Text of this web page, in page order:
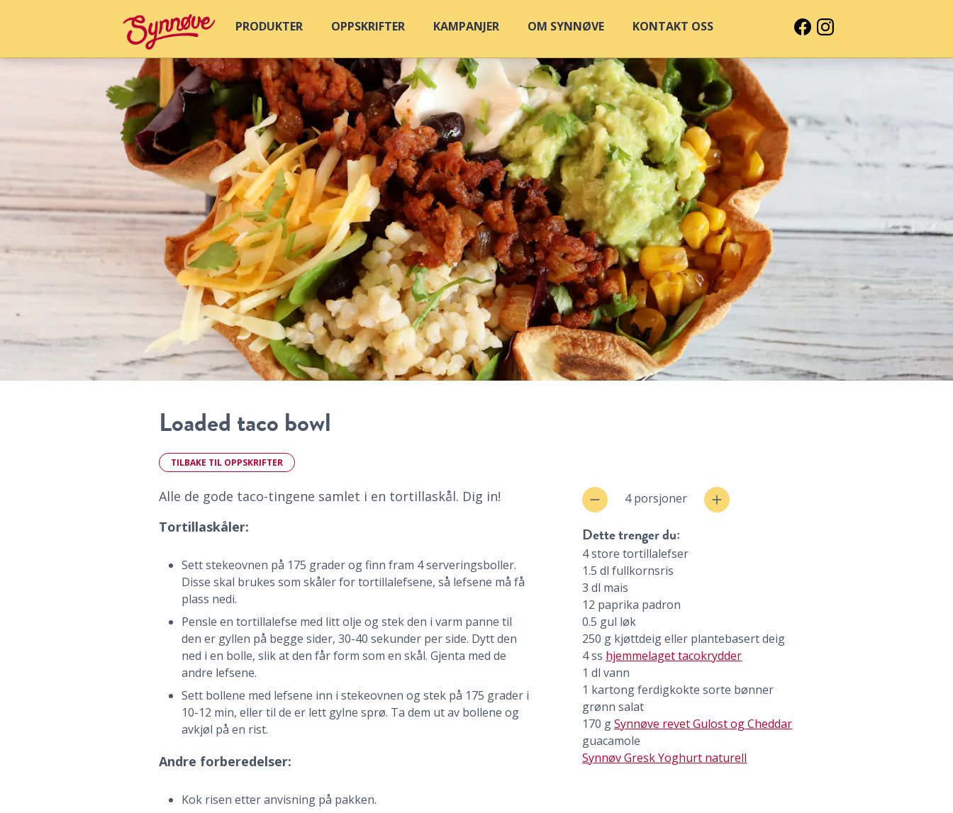
PRODUKTER OPPSKRIFTER KAMPANJER OM SYNNØVE KONTAKT OSS
Loaded taco bowl
TILBAKE TIL OPPSKRIFTER
Alle de gode taco-tingene samlet i en tortillaskål. Dig in!
Tortillaskåler:
Sett stekeovnen på 175 grader og finn fram 4 serveringsboller.
Disse skal brukes som skåler for tortillalefsene, så lefsene må få
plass nedi.
Pensle en tortillalefse med litt olje og stek den i varm panne til
den er gyllen på begge sider, 30-40 sekunder per side. Dytt den
ned i en bolle, slik at den får form som en skål. Gjenta med de
andre lefsene.
Sett bollene med lefsene inn i stekeovnen og stek på 175 grader i
10-12 min, eller til de er lett gylne sprø. Ta dem ut av bollene og
avkjøl på en rist.
Andre forberedelser:
Kok risen etter anvisning på pakken.
4 porsjoner
Dette trenger du:
4store tortillalefser
1.5 dl fullkornsris
3 dl mais
12 paprika padron
0.5 gul løk
250 g kjøttdeig eller plantebasert deig
4ss hjemmelaget tacokrydder
1 dl vann
1 kartongferdigkokte sorte bønner
grønn salat
170 gSynnøve revet Gulost og Cheddar
guacamole
Synnøv Gresk Yoghurt naturell